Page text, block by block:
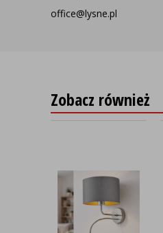
office@lysne.pl
Zobacz również